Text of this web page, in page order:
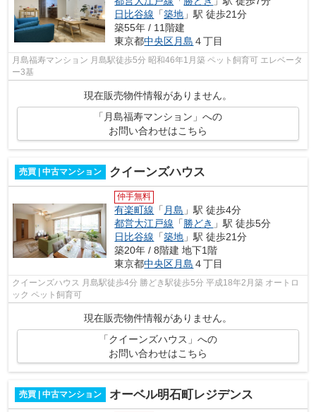
日比谷線 「築地 」駅 徒歩21分
築55年 / 11階建
東京都中央区月島 ４丁目
月島福寿マンション 月島駅徒歩5分 昭和46年1月築 ペット飼育可 エレベータ
ー3基
現在販売物件情報がありません。
「月島福寿マンション」への
お問い合わせはこちら
売買 | 中古マンション クイーンズハウス
仲手無料
有楽町線 「 月島 」駅 徒歩4分
都営大江戸線 「 勝どき 」駅 徒歩5分
日比谷線 「築地 」駅 徒歩21分
築20年 / 8階建 地下1階
東京都中央区月島 ４丁目
クイーンズハウス 月島駅徒歩4分 勝どき駅徒歩5分 平成18年2月築 オートロ
ック ペット飼育可
現在販売物件情報がありません。
「クイーンズハウス」への
お問い合わせはこちら
売買 | 中古マンション オーベル明石町レジデンス